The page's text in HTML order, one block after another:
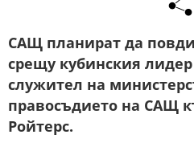
САЩ планират да
срещу кубинския
служител на
правосъдието на САЩ
Ройтерс.